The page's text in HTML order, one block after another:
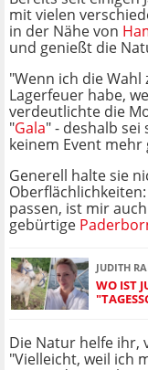
mit vielen
in der Nähe von
und genießt die
"Wenn ich die
Lagerfeuer habe,
verdeutlichte die
"Gala"- deshalb sei
keinem Event mehr
Generell halte sie
passen, ist mir
gebürtige
JUDITH
WO IST
Die Natur helfe ihr,
"Vielleicht, weil ich